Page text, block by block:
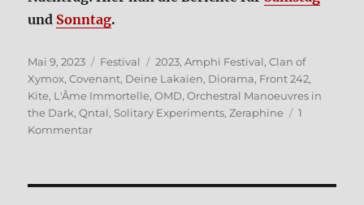
und Sonn­tag.
Veröffentlicht
am
Mai 9, 2023 Kategorien
Festival Schlagwörter
2023,Amphi Festival,Clan of
Xymox,Covenant, Deine Lakaien, Diorama, Front 242,
Kite, L'Âme Immortelle,OMD,Orchestral Manoeuvres in
the Dark,Qntal, Solitary Experiments,Zeraphine
1
Kommentarzu